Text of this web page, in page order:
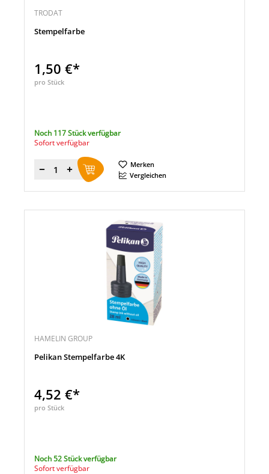
TRODAT
Stempelfarbe
1,50 €*
pro Stück
Noch 117 Stück verfügbar
Sofort verfügbar
Menge
Merken
Vergleichen
HAMELIN GROUP
Pelikan Stempelfarbe 4K
4,52 €*
pro Stück
Noch 52 Stück verfügbar
Sofort verfügbar